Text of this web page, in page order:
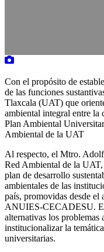
Con el propósito de
de las funciones
Tlaxcala (UAT) que
ambiental integral entre la
Plan Ambiental
Ambiental de la UAT
Al respecto, el Mtro.
Red Ambiental de la UAT,
plan de desarrollo
ambientales de las
país, promovidas desde
ANUIES-CECADESU.
alternativas los problemas
institucionalizar la
universitarias.